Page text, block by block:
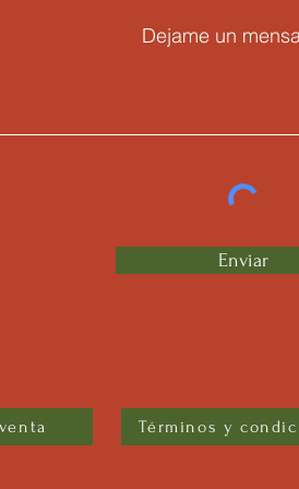
Dejame un
Enviar
Términos y